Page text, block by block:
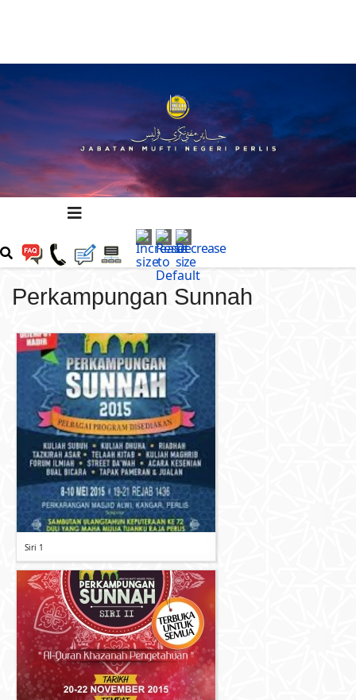
Perkampungan Sunnah
Siri 1